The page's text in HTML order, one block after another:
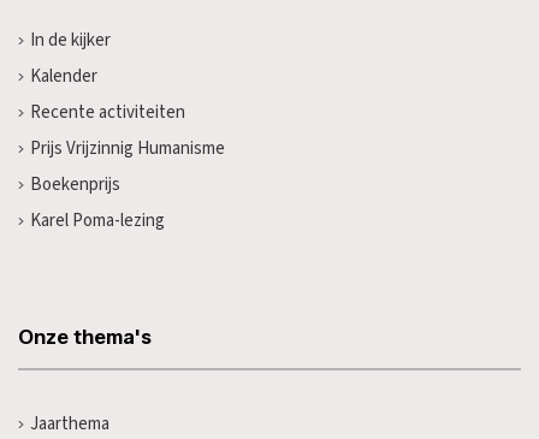
In de kijker
Kalender
Recente activiteiten
Prijs Vrijzinnig Humanisme
Boekenprijs
Karel Poma-lezing
Onze thema's
Jaarthema